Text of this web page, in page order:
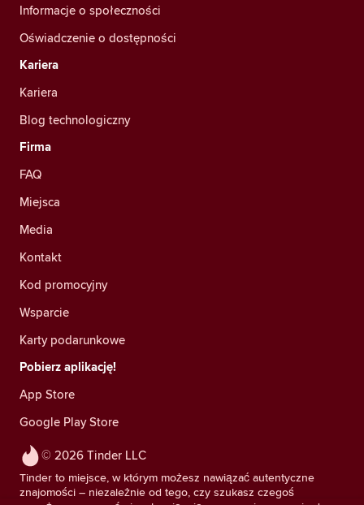
© 2026 Tinder LLC
Tinder to miejsce, w którym możesz nawiązać autentyczne
znajomości – niezależnie od tego, czy szukasz czegoś
Informacje o społeczności
Oświadczenie o dostępności
Kariera
Kariera
Blog technologiczny
Firma
FAQ
Miejsca
Media
Kontakt
Kod promocyjny
Wsparcie
Karty podarunkowe
Pobierz aplikację!
App Store
Google Play Store